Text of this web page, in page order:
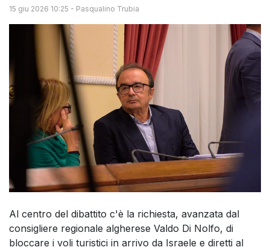
15 giu 2026 10:25 - Pasqualino Trubia
Al centro del dibattito c'è la richiesta, avanzata dal
consigliere regionale algherese Valdo Di Nolfo, di
bloccare i voli turistici in arrivo da Israele e diretti al